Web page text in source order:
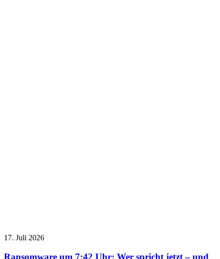
17. Juli 2026
Ransomware um 7:42 Uhr: Wer spricht jetzt – und